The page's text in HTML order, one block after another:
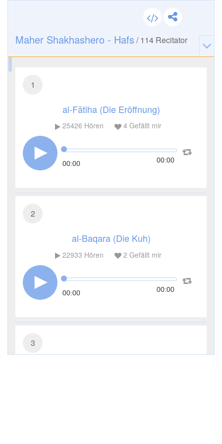
Maher Shakhashero - Hafs /114 Recitator
1
al-Fātiha (Die Eröffnung)
25426 Hören 4Gefällt mir
00:00 00:00
2
al-Baqara (Die Kuh)
22933 Hören 2 Gefällt mir
00:00 00:00
3